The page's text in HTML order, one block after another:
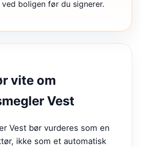
boligen før du signerer.
vite om
Vest
Vest bør vurderes som en
ikke som et automatisk